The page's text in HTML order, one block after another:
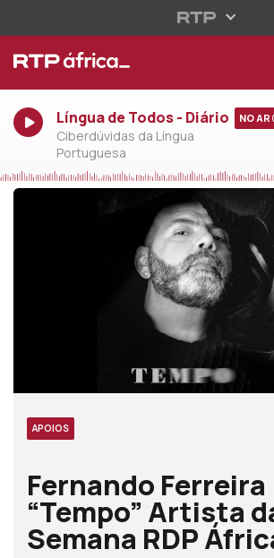
Língua de Todos - Diário
Ciberdúvidas da Língua
Portuguesa
NO AR
APOIOS
Fernando Ferreira
“Tempo” Artista
Semana RDP